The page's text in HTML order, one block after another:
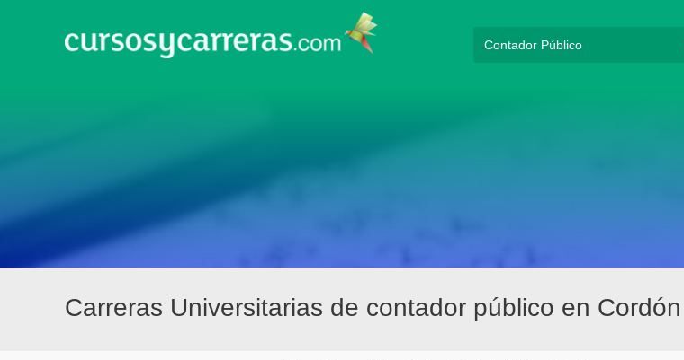
Carreras Universitarias de contador público en Cordón